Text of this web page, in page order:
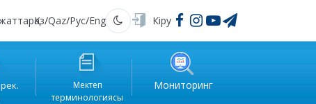
Қаз/Qaz/Рус/Eng Қараңғы Кіру
Мектеп
терминологиясы
Мониторинг